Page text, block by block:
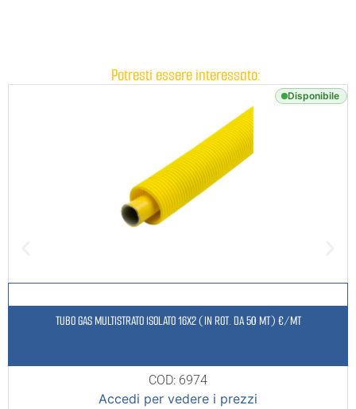
Potresti essere interessato:
Disponibile
TUBO GAS MULTISTRATO ISOLATO 16X2 (IN ROT. DA 50 MT) €/MT
COD: 6974
Accedi per vedere i prezzi